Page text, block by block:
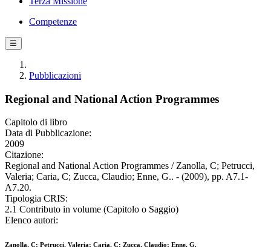
Competenze
☰
Pubblicazioni
Regional and National Action Programmes
Capitolo di libro
Data di Pubblicazione:
2009
Citazione:
Regional and National Action Programmes / Zanolla, C; Petrucci,
Valeria; Caria, C; Zucca, Claudio; Enne, G.. - (2009), pp. A7.1-
A7.20.
Tipologia CRIS:
2.1 Contributo in volume (Capitolo o Saggio)
Elenco autori:
Zanolla, C; Petrucci, Valeria; Caria, C; Zucca, Claudio; Enne, G.